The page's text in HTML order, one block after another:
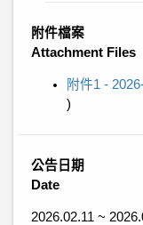
附件檔案
Attachment Files
附件1 -
)
公告日期
Date
2026.02.11 ~